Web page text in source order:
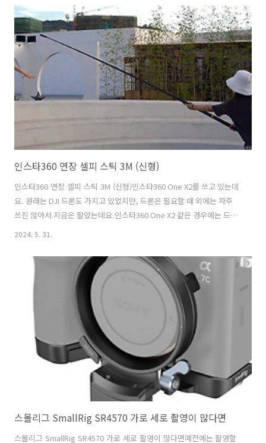
론 식당가서 먹는 같은 가격이면 배터지게 집에서 충분하게 먹을 수 있는
장점도 있습니다. 식당에서 먹으면 뭔가 조금 더 먹고 싶은데 아쉽더라구
요. 생각보다 요리가 어렵지는 않았는데요. 그냥 굽다가 자르고 그냥 구
워주면 됩니다. 후라이팬으로 해도 되구요. 그전에는 호화롭게 먹어보겠
다고 에어프라이어로 했었는데 괜히 찜처럼 되버려서 별로였는데요. 그
냥 후라이팬에 굽는게..
인스타360 연장 셀피 스틱 3M (신형)
인스타360 연장 셀피 스틱 3M (신형)인스타360 One X2를 쓰고 있는데
요. 원래는 DJI 드론도 가지고 있었지만, 드론은 필요할 때 외에는 자주
쓰진 않아서 지금은 팔았는데요.인스타360 One X2 같은 경우에는 드론
으로 촬영한 듯한 효과를 낼 수 있습니다. 연장 셀피 스틱 3M (신형)을 이
에서 아래를 바라보면서 찍는 드론과는 다르겠지만 실제로 드론으로 인
물이나 주변을 촬영시에 너무 높은 고도로 띄울 필요가 없을 때도 많습니
다. 근데 여행지에서 드론을 날라지 못하는 상황에서 인스타360 One X2
같은 카메라를 이용하면 편하게 촬영할 수 있는데요.촬영할 때 이렇게
3M 까지 연장봉을 확장해서 독특한 영상을 촬영할 수 있습..
2024. 5. 31.
스몰리그 SmallRig SR4570 가로 세로 촬영이 많다면
스몰리그 SmallRig SR4570 가로 세로 촬영이 많다면예전에는 촬영할